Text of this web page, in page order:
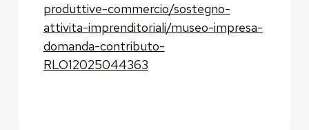
produttive-commercio/sostegno-
attivita-imprenditoriali/museo-impresa-
domanda-contributo-
RLO12025044363